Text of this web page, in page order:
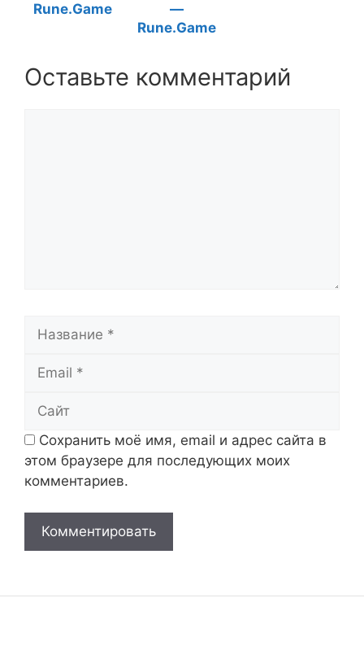
Rune.Game
—
Rune.Game
Оставьте комментарий
Название
Email
Сайт
Сохранить моё имя, email и адрес сайта в
этом браузере для последующих моих
комментариев.